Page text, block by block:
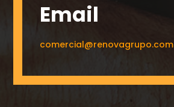
Email
comercial@renovagrupo.com